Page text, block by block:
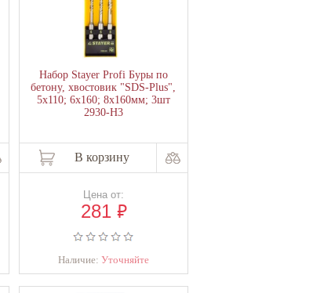
Набор Stayer Profi Буры по
бетону, хвостовик "SDS-Plus",
5х110; 6х160; 8х160мм; 3шт
2930-H3
В корзину
Цена от:
281 ₽
Наличие:Уточняйте